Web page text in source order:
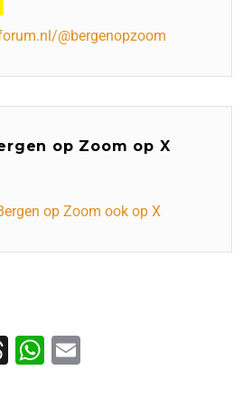
@bergenopzoom
op Zoom op X
op Zoom ook op X
T
W